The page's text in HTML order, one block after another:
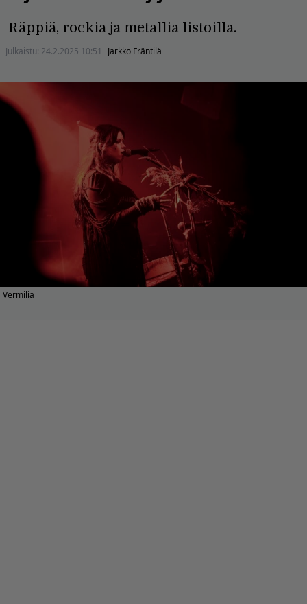
Räppiä, rockia ja metallia listoilla.
Julkaistu: 24.2.2025 10:51 Jarkko Fräntilä
Vermilia